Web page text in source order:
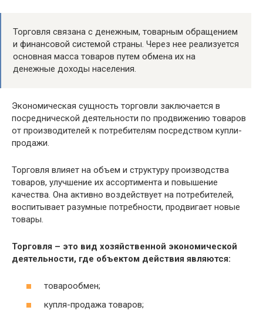
Торговля связана с денежным, товарным обращением
и финансовой системой страны. Через нее реализуется
основная масса товаров путем обмена их на
денежные доходы населения.
Экономическая сущность торговли заключается в
посреднической деятельности по продвижению товаров
от производителей к потребителям посредством купли-
продажи.
Торговля влияет на объем и структуру производства
товаров, улучшение их ассортимента и повышение
качества. Она активно воздействует на потребителей,
воспитывает разумные потребности, продвигает новые
товары.
Торговля – это вид хозяйственной экономической
деятельности, где объектом действия являются:
товарообмен;
купля-продажа товаров;